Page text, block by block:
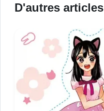
D'autres articles